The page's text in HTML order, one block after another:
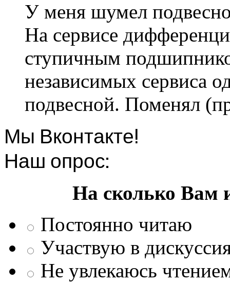
У меня шумел
На сервисе
ступичным
независимых сервиса
подвесной. Поменял
Мы Вконтакте!
Наш опрос:
На сколько Вам
Постоянно читаю
Участвую в
Не увлекаюсь